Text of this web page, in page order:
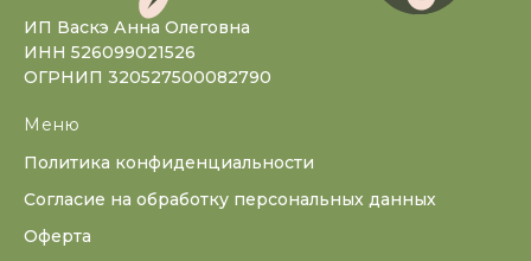
ИП Васкэ Анна Олеговна
ИНН 526099021526
ОГРНИП 320527500082790
Меню
Политика конфиденциальности
Согласие на обработку персональных данных
Оферта